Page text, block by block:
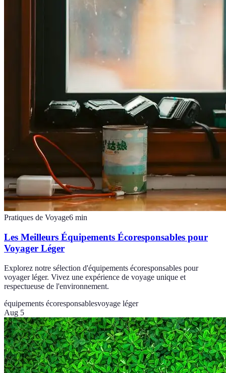
Pratiques de Voyage6 min
Les Meilleurs Équipements Écoresponsables pour
Voyager Léger
Explorez notre sélection d'équipements écoresponsables pour
voyager léger. Vivez une expérience de voyage unique et
respectueuse de l'environnement.
équipements écoresponsablesvoyage léger
Aug 5